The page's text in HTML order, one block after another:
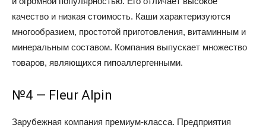
качество и низкая стоимость. Каши характеризуются
многообразием, простотой приготовления, витаминным и
минеральным составом. Компания выпускает множество
товаров, являющихся гипоаллергенными.
№4 — Fleur Alpin
Зарубежная компания премиум-класса. Предприятия